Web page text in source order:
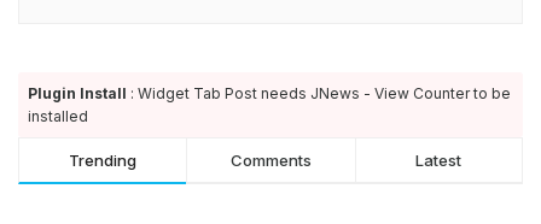
Plugin Install : Widget Tab Post needs JNews - View Counter to be
installed
Trending Comments Latest